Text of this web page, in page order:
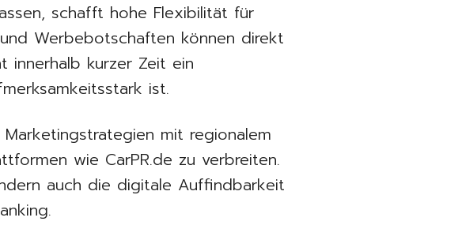
schafft hohe Flexibilität für
Werbebotschaften können direkt
innerhalb kurzer Zeit ein
ist.
mit regionalem
wie CarPR.de zu verbreiten.
auch die digitale Auffindbarkeit